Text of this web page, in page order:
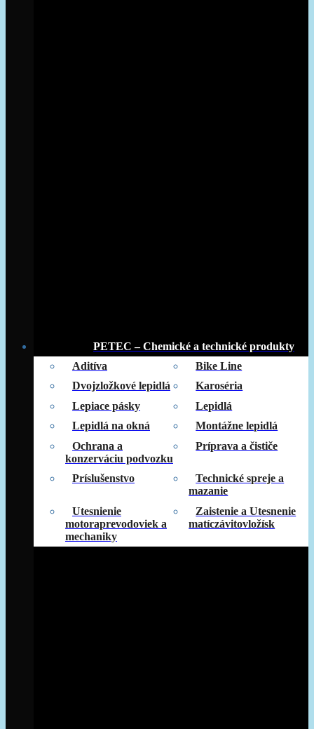
PETEC – Chemické a technické produkty
Aditíva
Bike Line
Dvojzložkové lepidlá
Karoséria
Lepiace pásky
Lepidlá
Lepidlá na okná
Montážne lepidlá
Ochrana a
konzerváciu podvozku
Príprava a čističe
Príslušenstvo
Technické spreje a
mazanie
Utesnienie
motoraprevodoviek a
mechaniky
Zaistenie a Utesnenie
matíczávitovložísk